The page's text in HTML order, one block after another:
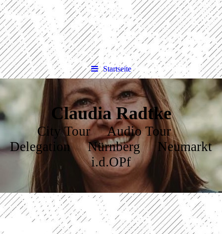
Startseite
Claudia Radtke
City Tour Audio Tour
Delegation Nürnberg Neumarkt
i.d.OPf